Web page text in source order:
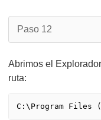
Paso 12
Abrimos el
ruta:
C:\Program Files